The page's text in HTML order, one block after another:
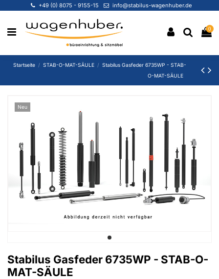
+49 (0) 8075 - 9155-15 info@stabilus-wagenhuber.de
0
Startseite STAB-O-MAT-SÄULE
Stabilus Gasfeder 6735WP - STAB-
O-MAT-SÄULE
Neu
Stabilus Gasfeder 6735WP - STAB-O-
MAT-SÄULE